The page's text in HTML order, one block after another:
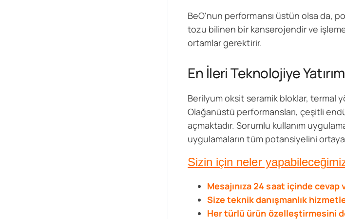
BeO'nun performansı üstün olsa da,
tozu bilinen bir kanserojendir ve
ortamlar gerektirir.
En İleri Teknolojiye
Berilyum oksit seramik bloklar, termal
Olağanüstü performansları, çeşitli
açmaktadır. Sorumlu kullanım
uygulamaların tüm potansiyelini
Sizin için neler
Mesajınıza 24 saat içinde cevap
Size teknik danışmanlık
Her türlü ürün özelleştirmesini